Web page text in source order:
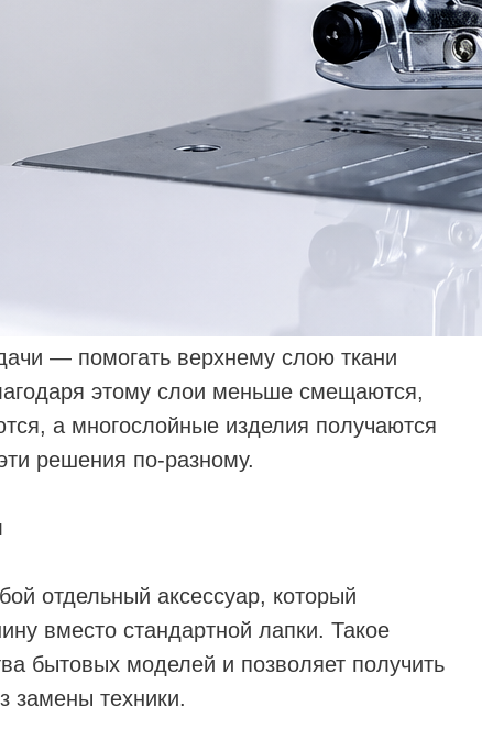
— помогать верхнему слою ткани
этому слои меньше смещаются,
а многослойные изделия получаются
решения по-разному.
отдельный аксессуар, который
вместо стандартной лапки. Такое
бытовых моделей и позволяет получить
замены техники.